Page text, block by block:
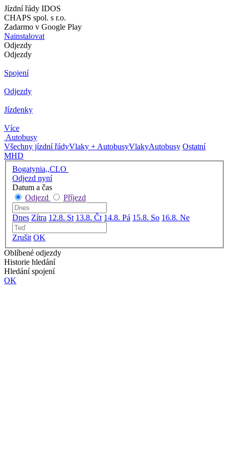
Jízdní řády IDOS
CHAPS spol. s r.o.
Zadarmo v Google Play
Nainstalovat
Odjezdy
Odjezdy
Spojení
Odjezdy
Jízdenky
Více
Autobusy
Všechny jízdní řádyVlaky + AutobusyVlakyAutobusy Ostatní
MHD
Bogatynia,,CLO
Odjezd nyní
Datum a čas
Odjezd
Příjezd
Dnes Zítra 12.8. St 13.8. Čt 14.8. Pá 15.8. So 16.8. Ne
Zrušit OK
Oblíbené odjezdy
Historie hledání
Hledání spojení
OK